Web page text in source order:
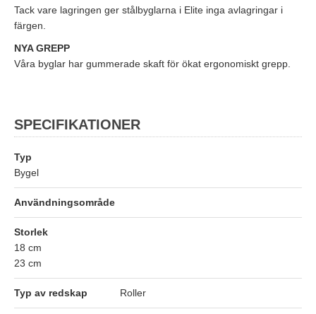
Tack vare lagringen ger stålbyglarna i Elite inga avlagringar i
färgen.
NYA GREPP
Våra byglar har gummerade skaft för ökat ergonomiskt grepp.
SPECIFIKATIONER
Typ
Bygel
Användningsområde
Storlek
18 cm
23 cm
Typ av redskap Roller